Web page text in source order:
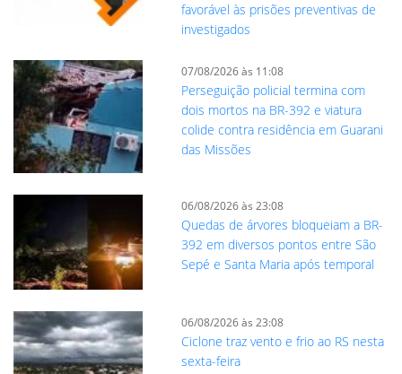
favorável às prisões preventivas de
investigados
07/08/2026 às 11:08
Perseguição policial termina com
dois mortos na BR-392 e viatura
colide contra residência em Guarani
das Missões
06/08/2026 às 23:08
Quedas de árvores bloqueiam a BR-
392 em diversos pontos entre São
Sepé e Santa Maria após temporal
06/08/2026 às 23:08
Ciclone traz vento e frio ao RS nesta
sexta-feira